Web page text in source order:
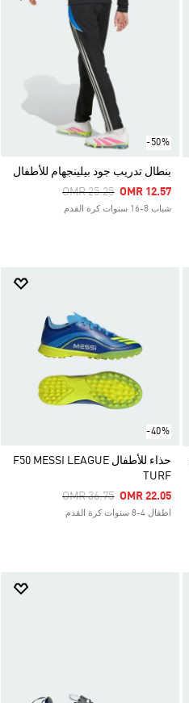
-50%
بنطال تدريب جود بيلينجهام للأطفال
Price Reduced From
OMR 25.25ToOMR 12.57
شباب 8-16 سنوات كرة القدم
-40%
حذاء للأطفال F50 MESSI LEAGUE
TURF
Price Reduced From
OMR 36.75ToOMR 22.05
اطفال 4-8 سنوات كرة القدم